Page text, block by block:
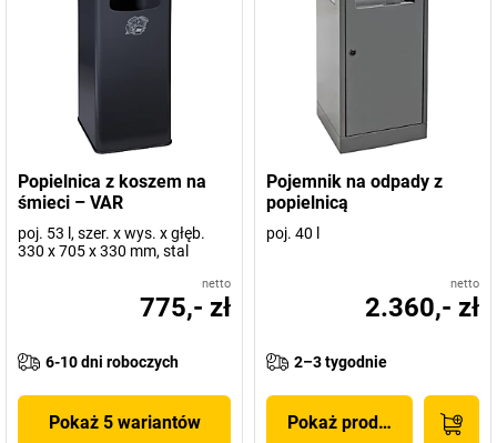
Popielnica z koszem na
śmieci – VAR
poj. 53 l, szer. x wys. x głęb.
330 x 705 x 330 mm, stal
netto
775,- zł
6-10 dni roboczych
Pokaż 5 wariantów
Pojemnik na odpady z
popielnicą
poj. 40 l
netto
2.360,- zł
2–3 tygodnie
Pokaż produkt